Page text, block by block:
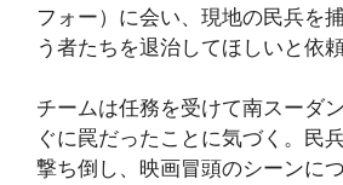
フォー）に会い、現地の民兵を
う者たちを退治してほしいと依頼
チームは任務を受けて南スーダ
ぐに罠だったことに気づく。民
撃ち倒し、映画冒頭のシーンに